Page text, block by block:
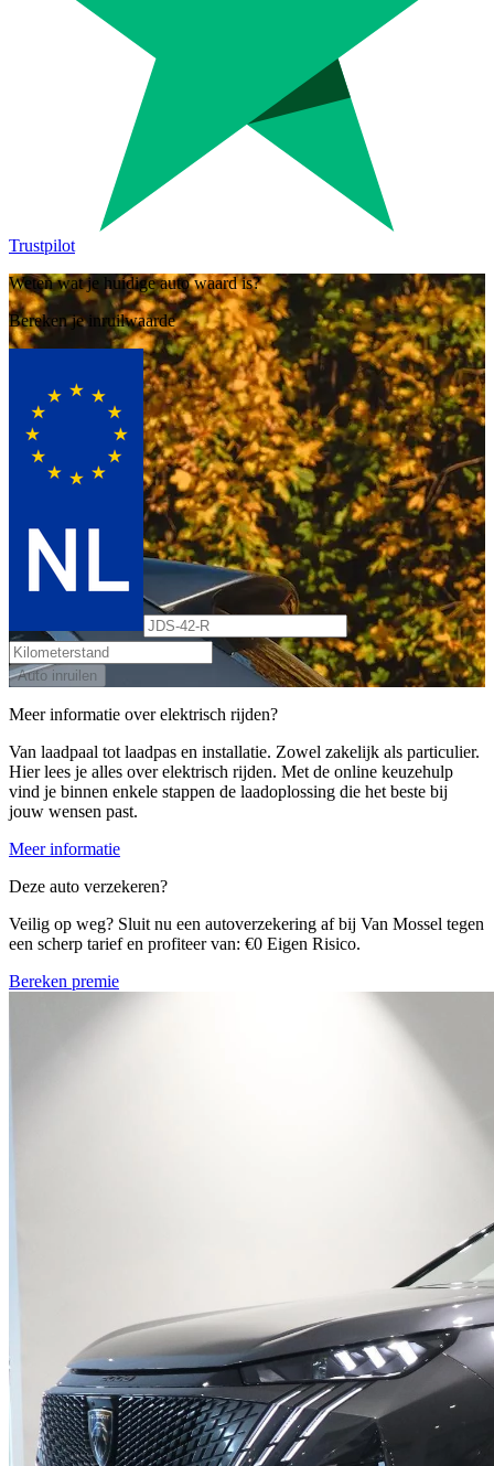
Trustpilot
Weten wat je huidige auto waard is?
Bereken je inruilwaarde
Auto inruilen
Meer informatie over elektrisch rijden?
Van laadpaal tot laadpas en installatie. Zowel zakelijk als particulier.
Hier lees je alles over elektrisch rijden. Met de online keuzehulp
vind je binnen enkele stappen de laadoplossing die het beste bij
jouw wensen past.
Meer informatie
Deze auto verzekeren?
Veilig op weg? Sluit nu een autoverzekering af bij Van Mossel tegen
een scherp tarief en profiteer van: €0 Eigen Risico.
Bereken premie